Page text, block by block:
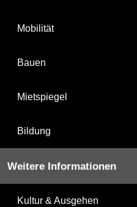
Mobilität
Bauen
Mietspiegel
Bildung
Weitere Informationen
Kultur & Ausgehen